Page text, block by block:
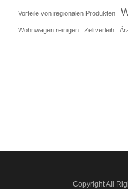
Vorteile von regionalen Produkten
Wohnwagen reinigen Zeltverleih
Copyright All